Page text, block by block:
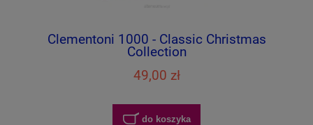
Clementoni 1000 - Classic Christmas
Collection
49,00 zł
do koszyka